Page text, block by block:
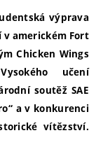
výprava
americkém Fort
Chicken Wings
učení
soutěž SAE
a v konkurenci
vítězství.